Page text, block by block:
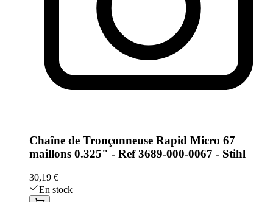
Chaîne de Tronçonneuse Rapid Micro 67
maillons 0.325" - Ref 3689-000-0067 - Stihl
30,19 €
En stock